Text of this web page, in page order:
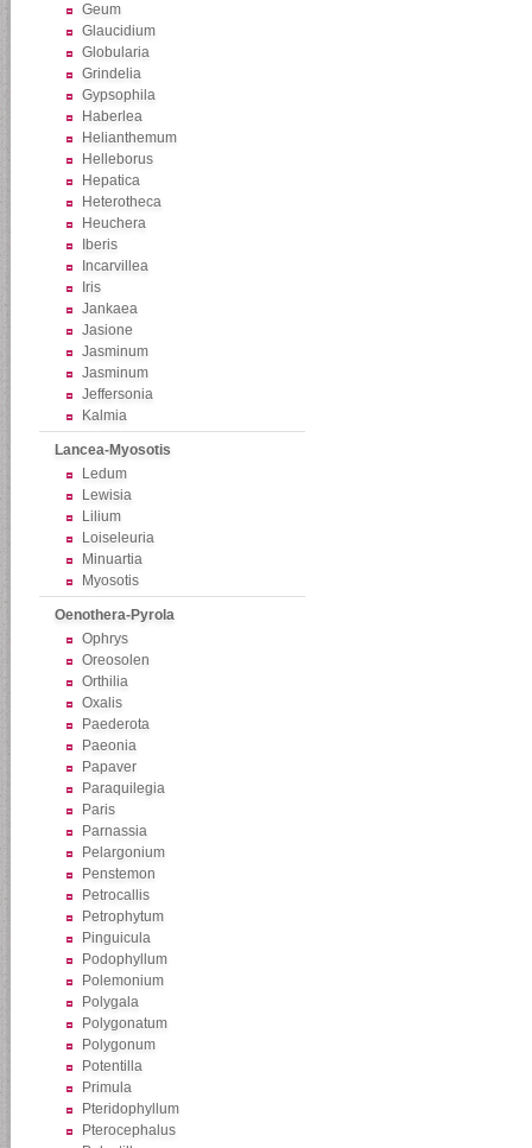
Geum
Glaucidium
Globularia
Grindelia
Gypsophila
Haberlea
Helianthemum
Helleborus
Hepatica
Heterotheca
Heuchera
Iberis
Incarvillea
Iris
Jankaea
Jasione
Jasminum
Jasminum
Jeffersonia
Kalmia
Lancea-Myosotis
Ledum
Lewisia
Lilium
Loiseleuria
Minuartia
Myosotis
Oenothera-Pyrola
Ophrys
Oreosolen
Orthilia
Oxalis
Paederota
Paeonia
Papaver
Paraquilegia
Paris
Parnassia
Pelargonium
Penstemon
Petrocallis
Petrophytum
Pinguicula
Podophyllum
Polemonium
Polygala
Polygonatum
Polygonum
Potentilla
Primula
Pteridophyllum
Pterocephalus